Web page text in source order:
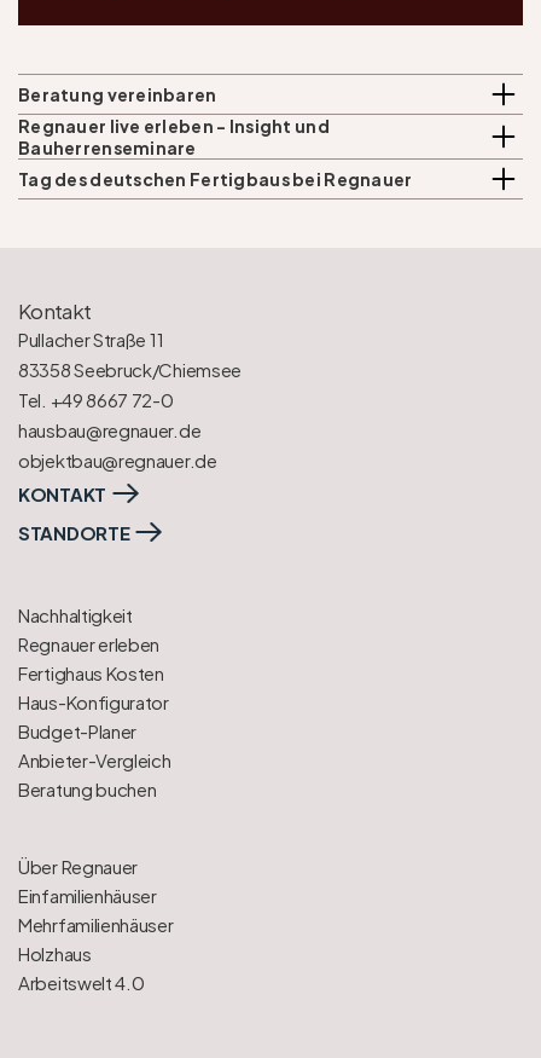
Beratung vereinbaren
Regnauer live erleben - Insight und
Bauherrenseminare
Tag des deutschen Fertigbaus bei Regnauer
Kontakt
Pullacher Straße 11
83358 Seebruck/Chiemsee
Tel. +49 8667 72-0
hausbau@regnauer.de
objektbau@regnauer.de
KONTAKT
STANDORTE
Nachhaltigkeit
Regnauer erleben
Fertighaus Kosten
Haus-Konfigurator
Budget-Planer
Anbieter-Vergleich
Beratung buchen
Über Regnauer
Einfamilienhäuser
Mehrfamilienhäuser
Holzhaus
Arbeitswelt 4.0